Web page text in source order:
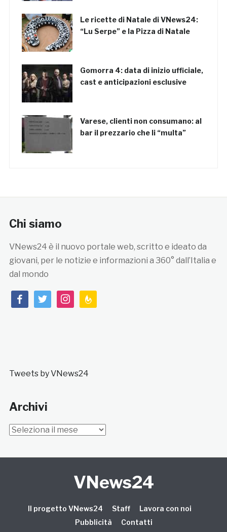
Le ricette di Natale di VNews24:
“Lu Serpe” e la Pizza di Natale
Gomorra 4: data di inizio ufficiale,
cast e anticipazioni esclusive
Varese, clienti non consumano: al
bar il prezzario che li “multa”
Chi siamo
VNews24 è il nuovo portale web, scritto e ideato da
giovani, per le notizie e informazioni a 360° dall’Italia e
dal mondo
facebooktwitterinstagramfeedburner
Tweets by VNews24
Archivi
Archivi
VNews24
Il progetto VNews24 Staff
Lavora con noi
Pubblicità
Contatti